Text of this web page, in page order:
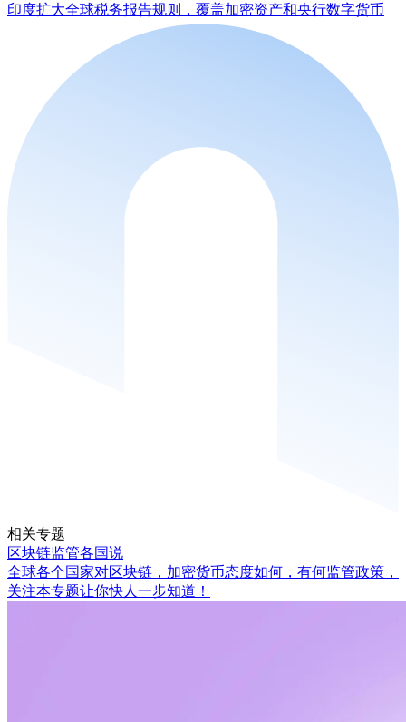
印度扩大全球税务报告规则，覆盖加密资产和央行数字货币
相关专题
区块链监管各国说
全球各个国家对区块链，加密货币态度如何，有何监管政策，
关注本专题让你快人一步知道！